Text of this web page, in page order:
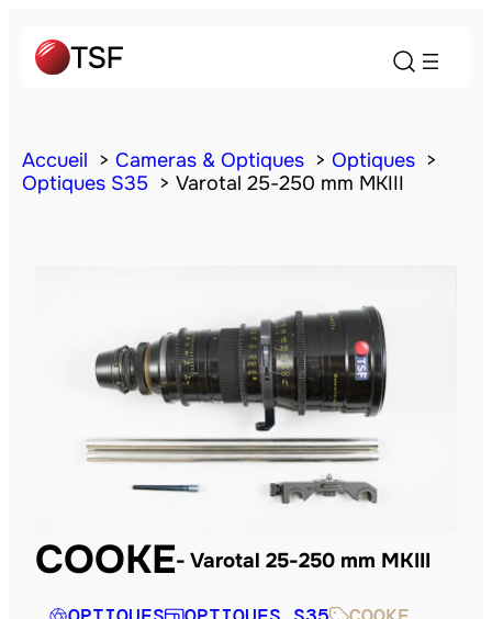
Accueil Cameras & Optiques
Optiques
Optiques S35
Varotal 25-250 mm MKIII
COOKE Varotal 25-250 mm MKIII